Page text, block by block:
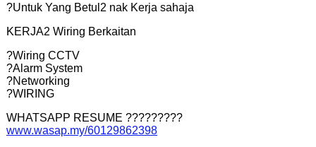
?Untuk Yang Betul2 nak Kerja sahaja
KERJA2 Wiring Berkaitan
?Wiring CCTV
?Alarm System
?Networking
?WIRING
WHATSAPP RESUME ?????????
www.wasap.my/60129862398